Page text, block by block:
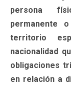
persona
permanente
territorio
nacionalidad
obligaciones
en relación a